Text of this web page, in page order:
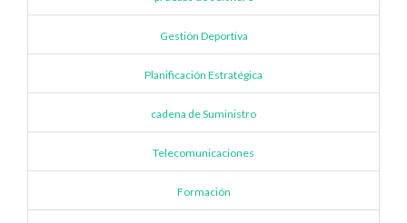
Gestión Deportiva
Planificación Estratégica
cadena de Suministro
Telecomunicaciones
Formación